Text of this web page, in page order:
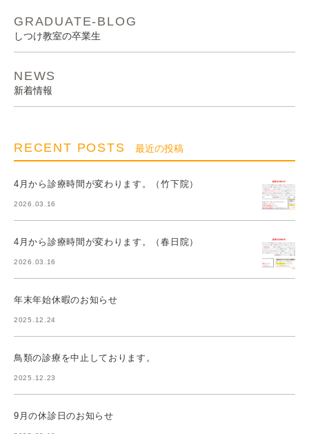
GRADUATE-BLOG
しつけ教室の卒業生
NEWS
新着情報
RECENT POSTS 最近の投稿
4月から診療時間が変わります。（竹下院）
2026.03.16
4月から診療時間が変わります。（春日院）
2026.03.16
年末年始休暇のお知らせ
2025.12.24
鳥類の診療を中止しております。
2025.12.23
9月の休診日のお知らせ